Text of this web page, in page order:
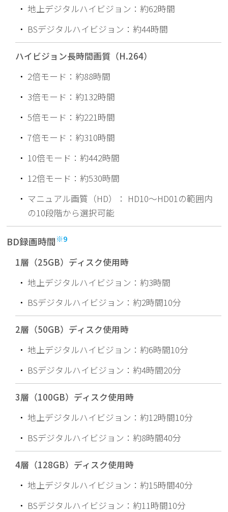
・ 地上デジタルハイビジョン：約62時間
・ BSデジタルハイビジョン：約44時間
ハイビジョン長時間画質（H.264）
・ 2倍モード：約88時間
・ 3倍モード：約132時間
・ 5倍モード：約221時間
・ 7倍モード：約310時間
・ 10倍モード：約442時間
・ 12倍モード：約530時間
・ マニュアル画質（HD）： HD10〜HD01の範囲内
の10段階から選択可能
BD録画時間※9
1層（25GB）ディスク使用時
・ 地上デジタルハイビジョン：約3時間
・ BSデジタルハイビジョン：約2時間10分
2層（50GB）ディスク使用時
・ 地上デジタルハイビジョン：約6時間10分
・ BSデジタルハイビジョン：約4時間20分
3層（100GB）ディスク使用時
・ 地上デジタルハイビジョン：約12時間10分
・ BSデジタルハイビジョン：約8時間40分
4層（128GB）ディスク使用時
・ 地上デジタルハイビジョン：約15時間40分
・ BSデジタルハイビジョン：約11時間10分